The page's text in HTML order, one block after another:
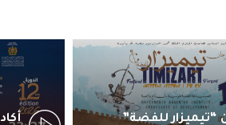
“تيميزار للفضة”